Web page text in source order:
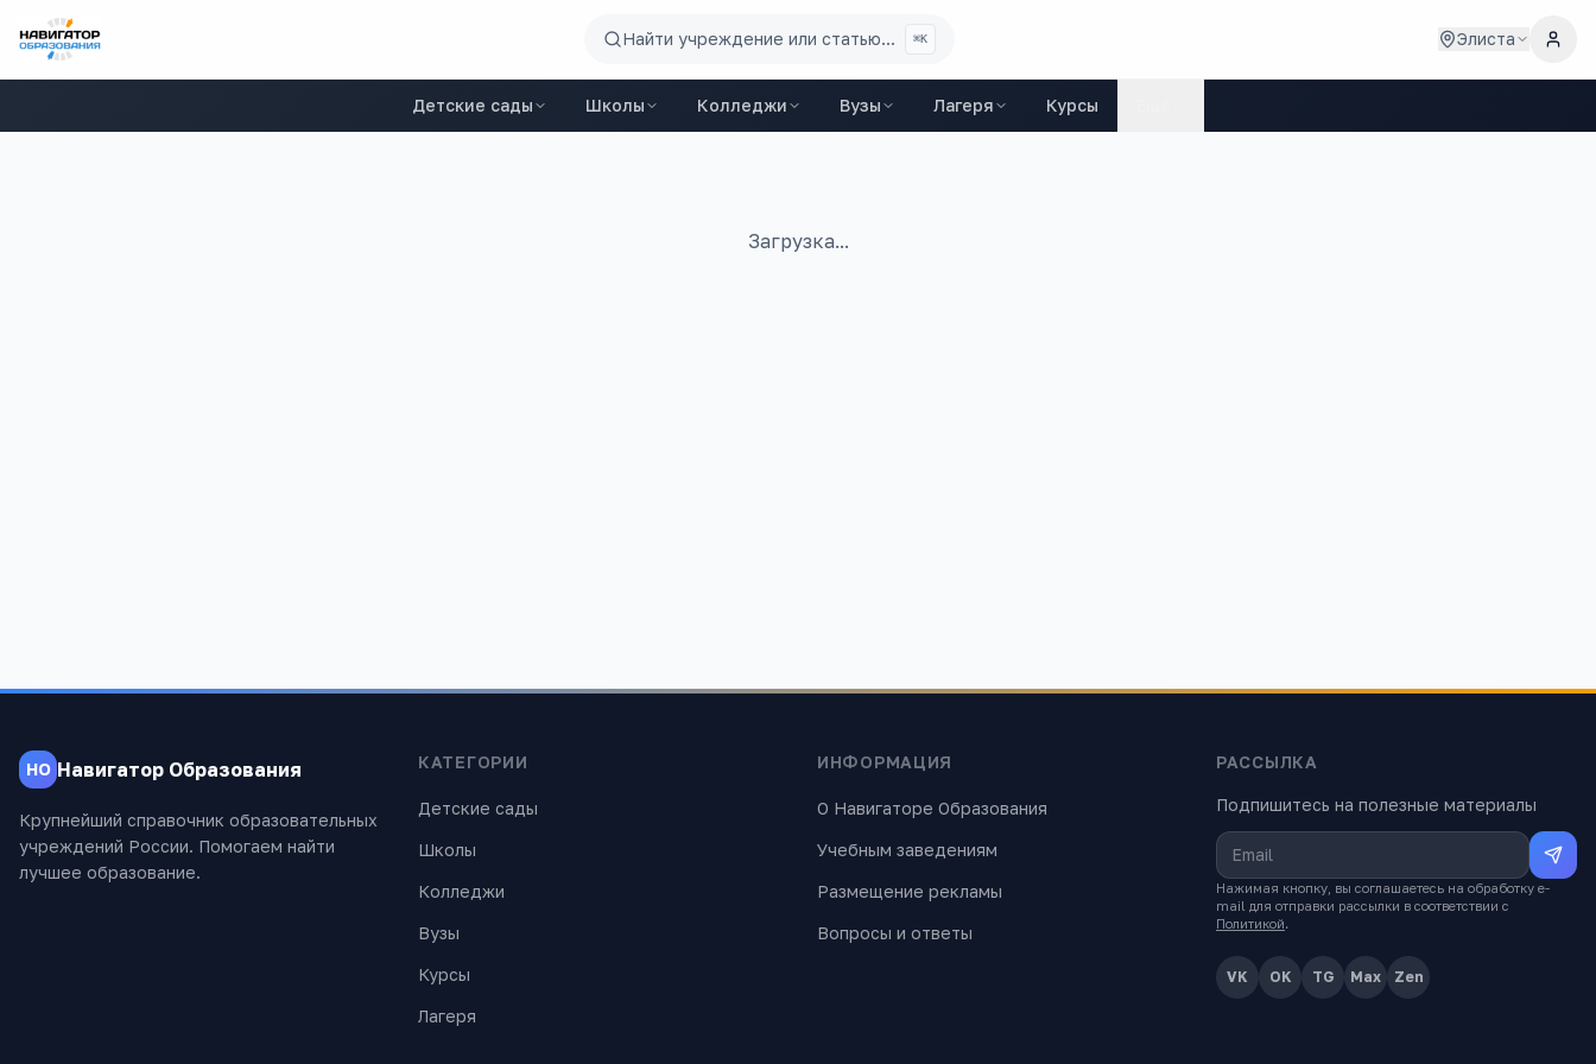
Найти учреждение или статью... ⌘K Элиста
Детские сады Школы Колледжи Вузы Лагеря Курсы
Загрузка...
НО Навигатор Образования
Крупнейший справочник образовательных
учреждений России. Помогаем найти
лучшее образование.
КАТЕГОРИИ
Детские сады
Школы
Колледжи
Вузы
Курсы
Лагеря
ИНФОРМАЦИЯ
О Навигаторе Образования
Учебным заведениям
Размещение рекламы
Вопросы и ответы
РАССЫЛКА
Подпишитесь на полезные материалы
Нажимая кнопку, вы соглашаетесь на обработку e-
mail для отправки рассылки в соответствии с
Политикой.
VK OK TG Max Zen